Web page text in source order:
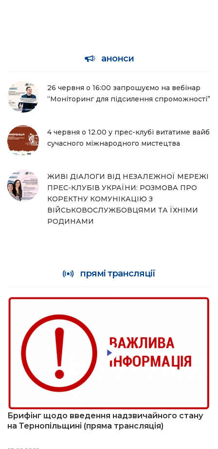
анонси
26 червня о 16:00 запрошуємо на вебінар
“Моніторинг для підсилення спроможності”
4 червня о 12.00 у прес-клубі витатиме вайб
сучасного міжнародного мистецтва
ЖИВІ ДІАЛОГИ ВІД НЕЗАЛЕЖНОЇ МЕРЕЖІ
ПРЕС-КЛУБІВ УКРАЇНИ: РОЗМОВА ПРО
КОРЕКТНУ КОМУНІКАЦІЮ З
ВІЙСЬКОВОСЛУЖБОВЦЯМИ ТА ЇХНІМИ
РОДИНАМИ
прямі трансляції
Брифінг щодо введення надзвичайного стану
на Тернопільщині (пряма трансляція)